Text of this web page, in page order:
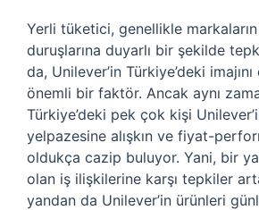
Yerli tüketici, genellikle
duruşlarına duyarlı bir şekilde
da, Unilever’in Türkiye’deki
önemli bir faktör. Ancak aynı
Türkiye’deki pek çok kişi
yelpazesine alışkın ve fiyat-
oldukça cazip buluyor. Yani, bir
olan iş ilişkilerine karşı tepkiler
yandan da Unilever’in ürünleri